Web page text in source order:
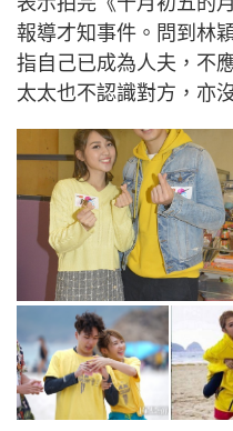
報導才知事件。問到林
指自己已成為人夫，不
太太也不認識對方，亦